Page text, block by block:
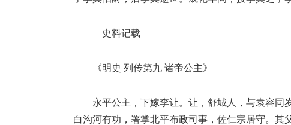
史料记载
《明史 列传第九 诸帝公主》
永平公主，下嫁李让。让，舒城人，与袁容同
白沟河有功，署掌北平布政司事，佐仁宗居守。其